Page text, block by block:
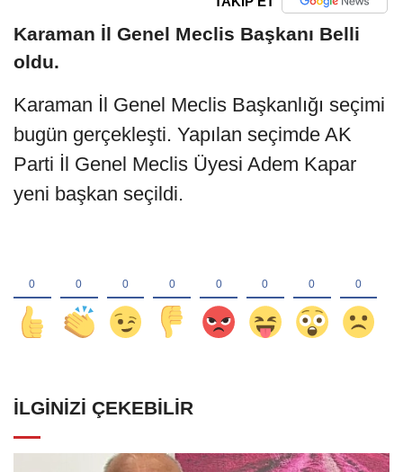
Karaman İl Genel Meclis Başkanı Belli
oldu.
Karaman İl Genel Meclis Başkanlığı seçimi
bugün gerçekleşti. Yapılan seçimde AK
Parti İl Genel Meclis Üyesi Adem Kapar
yeni başkan seçildi.
İLGINIZI ÇEKEBILIR